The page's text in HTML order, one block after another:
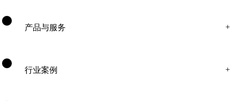
产品与服务
行业案例